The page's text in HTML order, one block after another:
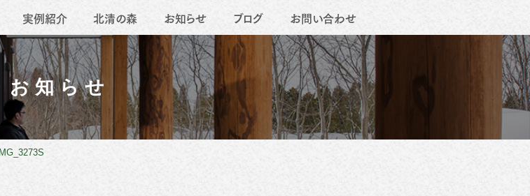
職人たち
実例紹介
移住 リフォーム
北清の森 お知らせ ブログ お問い合わせ
お知らせ
IMG_3273S